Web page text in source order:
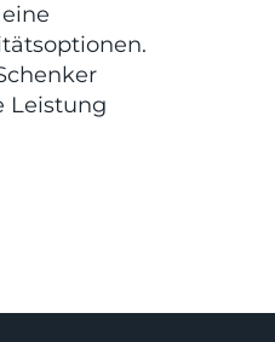
Leistung